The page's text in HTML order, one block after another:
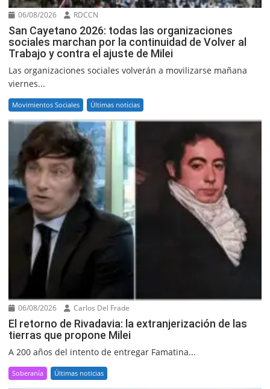
06/08/2026 RDCCN
San Cayetano 2026: todas las organizaciones
sociales marchan por la continuidad de Volver al
Trabajo y contra el ajuste de Milei
Las organizaciones sociales volverán a movilizarse mañana
viernes...
Movimientos Sociales Últimas noticias
06/08/2026 Carlos Del Frade
El retorno de Rivadavia: la extranjerización de las
tierras que propone Milei
A 200 años del intento de entregar Famatina...
Soberanía Últimas noticias